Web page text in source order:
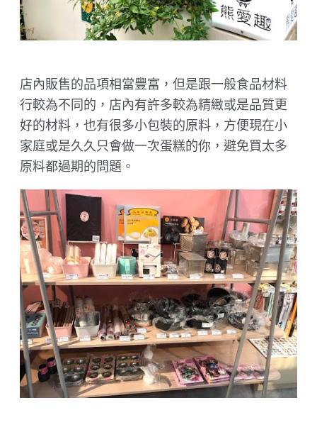
店內販售的品項相當豐富，但是跟一般食品材料
行較為不同的，店內有許多較為精緻或是品質更
好的材料，也有很多小包裝的原料，方便現在小
家庭或是久久只會做一次蛋糕的你，避免買太多
原料都過期的問題。